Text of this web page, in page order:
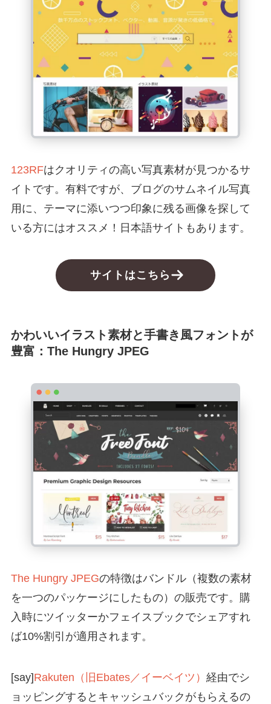
123RFはクオリティの高い写真素材が見つかるサ
イトです。有料ですが、ブログのサムネイル写真
用に、テーマに添いつつ印象に残る画像を探して
いる方にはオススメ！日本語サイトもあります。
サイトはこちら
かわいいイラスト素材と手書き風フォントが
豊富：The Hungry JPEG
The Hungry JPEGの特徴はバンドル（複数の素材
を一つのパッケージにしたもの）の販売です。購
入時にツイッターかフェイスブックでシェアすれ
ば10%割引が適用されます。
[say]Rakuten（旧Ebates／イーベイツ） 経由でシ
ョッピングするとキャッシュバックがもらえるの